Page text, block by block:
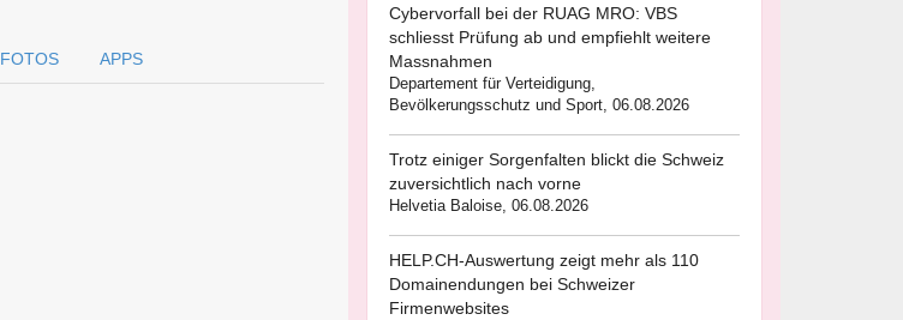
FOTOS APPS
Cybervorfall bei der RUAG MRO: VBS
schliesst Prüfung ab und empfiehlt weitere
Massnahmen
Departement für Verteidigung,
Bevölkerungsschutz und Sport, 06.08.2026
Trotz einiger Sorgenfalten blickt die Schweiz
zuversichtlich nach vorne
Helvetia Baloise, 06.08.2026
HELP.CH-Auswertung zeigt mehr als 110
Domainendungen bei Schweizer
Firmenwebsites